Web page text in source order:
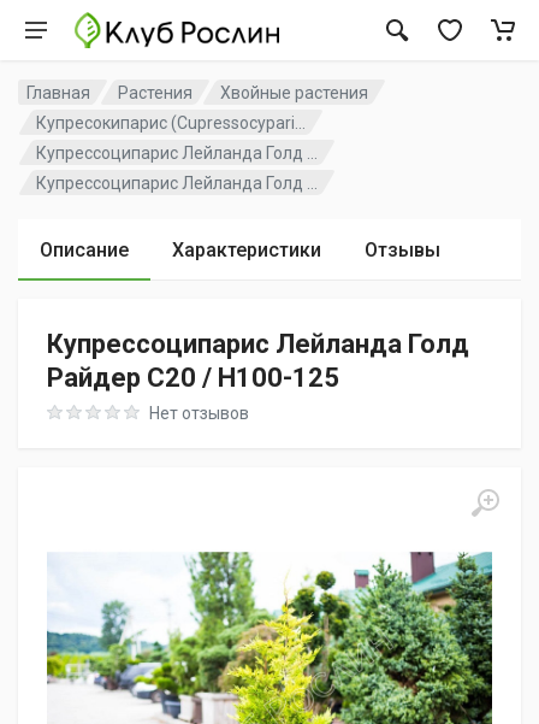
Главная Растения
Хвойные растения
Купресокипарис (Cupressocypari...
Купрессоципарис Лейланда Голд ...
Купрессоципарис Лейланда Голд ...
Описание Характеристики Отзывы
Купрессоципарис Лейланда Голд
Райдер C20 / H100-125
Rating: 0 out of 5Нет отзывов